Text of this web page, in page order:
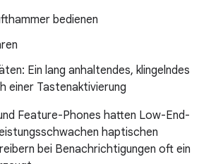
bedienen
Ein lang anhaltendes, klingelndes
einer Tastenaktivierung
Feature-Phones hatten Low-End-
haptischen
bei Benachrichtigungen oft ein